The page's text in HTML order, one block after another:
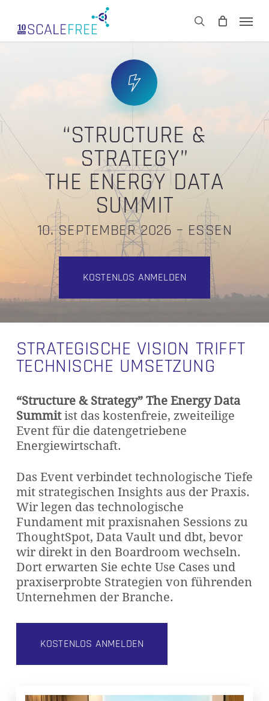
main
search
CART Close
“STRUCTURE &
STRATEGY”
THE ENERGY DATA
SUMMIT
10. SEPTEMBER 2026 – ESSEN
KOSTENLOS ANMELDEN
STRATEGISCHE VISION TRIFFT
TECHNISCHE UMSETZUNG
“Structure & Strategy” The Energy Data
Summitist das kostenfreie, zweiteilige
Event für die datengetriebene
Energiewirtschaft.
Das Event verbindet technologische Tiefe
mit strategischen Insights aus der Praxis.
Wir legen das technologische
Fundament mit praxisnahen Sessions zu
ThoughtSpot, Data Vault und dbt, bevor
wir direkt in den Boardroom wechseln.
Dort erwarten Sie echte Use Cases und
praxiserprobte Strategien von führenden
Unternehmen der Branche.
KOSTENLOS ANMELDEN